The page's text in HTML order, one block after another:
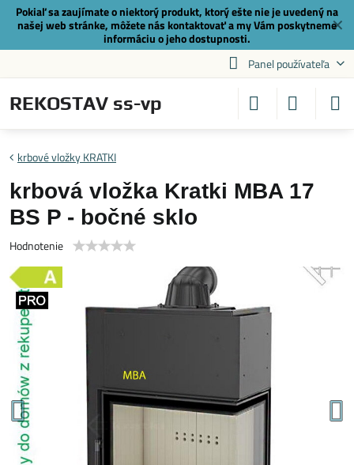
✕
Pokiaľ sa zaujímate o niektorý produkt, ktorý ešte nie je uvedený na
našej web stránke, môžete nás kontaktovaťa my Vám poskytneme
informáciu o jeho dostupnosti.
Panel používateľa
REKOSTAV ss-vp
krbové vložky KRATKI
krbová vložka Kratki MBA 17
BS P - bočné sklo
Hodnotenie